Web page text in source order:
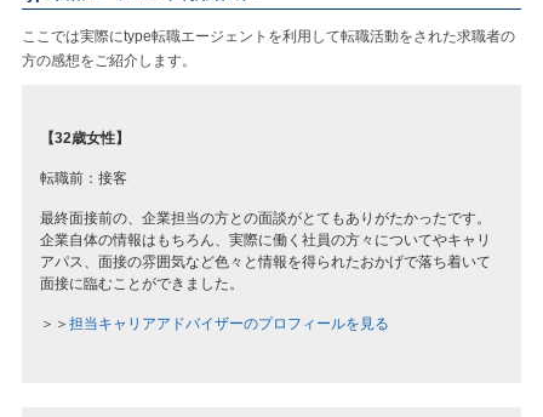
ここでは実際にtype転職エージェントを利用して転職活動をされた求職者の
方の感想をご紹介します。
【32歳女性】
転職前：接客
最終面接前の、企業担当の方との面談がとてもありがたかったです。
企業自体の情報はもちろん、実際に働く社員の方々についてやキャリ
アパス、面接の雰囲気など色々と情報を得られたおかげで落ち着いて
面接に臨むことができました。
＞＞ 担当キャリアアドバイザーのプロフィールを見る